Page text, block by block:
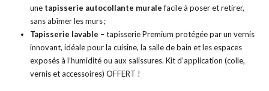
une tapisserie autocollante muralefacile à poser et retirer,
sans abîmer les murs ;
Tapisserie lavable – tapisserie Premium protégée par un vernis
innovant, idéale pour la cuisine, la salle de bain et les espaces
exposés à l’humidité ou aux salissures. Kit d’application (colle,
vernis et accessoires) OFFERT !